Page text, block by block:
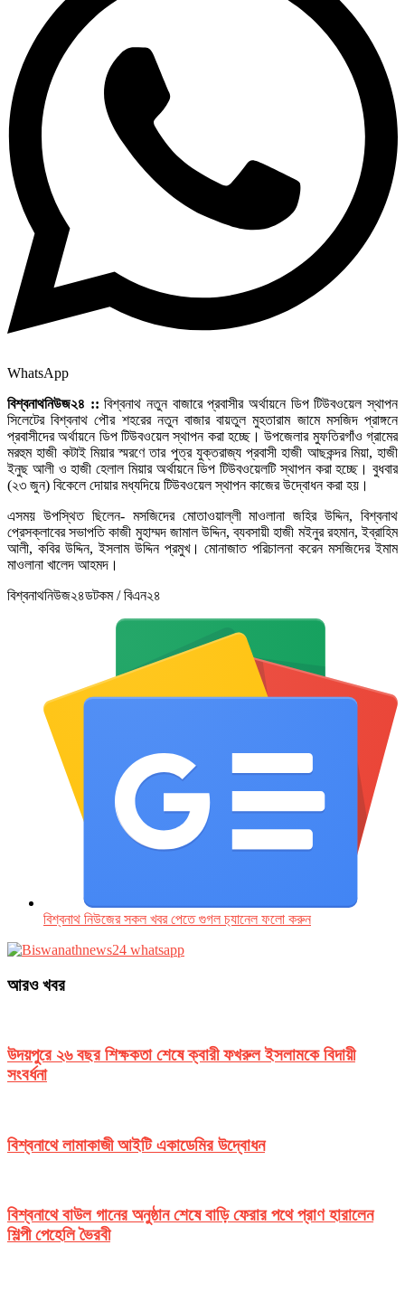
WhatsApp
বিশ্বনাথনিউজ২৪ :: বিশ্বনাথ নতুন বাজারে প্রবাসীর অর্থায়নে ডিপ টিউবওয়েল স্থাপন
সিলেটের বিশ্বনাথ পৌর শহরের নতুন বাজার বায়তুল মুহতারাম জামে মসজিদ প্রাঙ্গনে
প্রবাসীদের অর্থায়নে ডিপ টিউবওয়েল স্থাপন করা হচ্ছে। উপজেলার মুফতিরগাঁও গ্রামের
মরহুম হাজী কটাই মিয়ার স্মরণে তার পুত্র যুক্তরাজ্য প্রবাসী হাজী আছকন্দর মিয়া, হাজী
ইনুছ আলী ও হাজী হেলাল মিয়ার অর্থায়নে ডিপ টিউবওয়েলটি স্থাপন করা হচ্ছে। বুধবার
(২৩ জুন) বিকেলে দোয়ার মধ্যদিয়ে টিউবওয়েল স্থাপন কাজের উদ্বোধন করা হয়।
এসময় উপস্থিত ছিলেন- মসজিদের মোতাওয়াল্লী মাওলানা জহির উদ্দিন, বিশ্বনাথ
প্রেসক্লাবের সভাপতি কাজী মুহাম্মদ জামাল উদ্দিন, ব্যবসায়ী হাজী মইনুর রহমান, ইব্রাহিম
আলী, কবির উদ্দিন, ইসলাম উদ্দিন প্রমুখ। মোনাজাত পরিচালনা করেন মসজিদের ইমাম
মাওলানা খালেদ আহমদ।
বিশ্বনাথনিউজ২৪ডটকম / বিএন২৪
বিশ্বনাথ নিউজের সকল খবর পেতে গুগল চ‌্যানেল ফলো করুন
আরও খবর
উদয়পুরে ২৬ বছর শিক্ষকতা শেষে ক্বারী ফখরুল ইসলামকে বিদায়ী
সংবর্ধনা
বিশ্বনাথে লামাকাজী আইটি একাডেমির উদ্বোধন
বিশ্বনাথে বাউল গানের অনুষ্ঠান শেষে বাড়ি ফেরার পথে প্রাণ হারালেন
শিল্পী পেহেলি ভৈরবী